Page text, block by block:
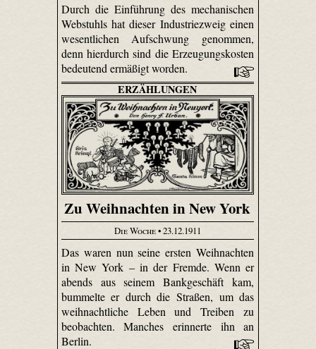
Durch die Einführung des mechanischen
Webstuhls hat dieser Industriezweig einen
wesentlichen Aufschwung genommen,
denn hierdurch sind die Erzeugungskosten
bedeutend ermäßigt worden.
ERZÄHLUNGEN
Zu Weihnachten in New York
Die Woche• 23.12.1911
Das waren nun seine ersten Weihnachten
in New York – in der Fremde. Wenn er
abends aus seinem Bankgeschäft kam,
bummelte er durch die Straßen, um das
weihnachtliche Leben und Treiben zu
beobachten. Manches erinnerte ihn an
Berlin.